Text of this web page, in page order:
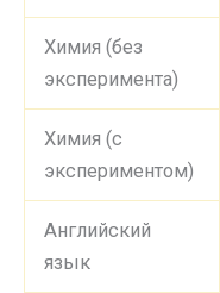
Химия (без
эксперимента)
Химия (с
экспериментом)
Английский
язык